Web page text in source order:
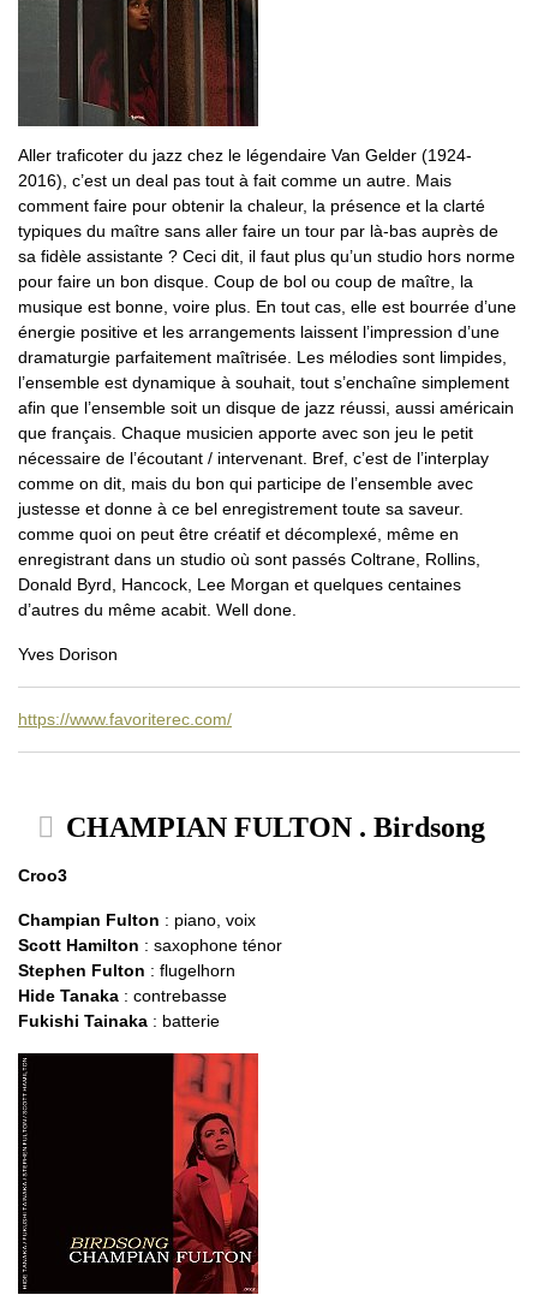
Aller traficoter du jazz chez le légendaire Van Gelder (1924-
2016), c’est un deal pas tout à fait comme un autre. Mais
comment faire pour obtenir la chaleur, la présence et la clarté
typiques du maître sans aller faire un tour par là-bas auprès de
sa fidèle assistante ? Ceci dit, il faut plus qu’un studio hors norme
pour faire un bon disque. Coup de bol ou coup de maître, la
musique est bonne, voire plus. En tout cas, elle est bourrée d’une
énergie positive et les arrangements laissent l’impression d’une
dramaturgie parfaitement maîtrisée. Les mélodies sont limpides,
l’ensemble est dynamique à souhait, tout s’enchaîne simplement
afin que l’ensemble soit un disque de jazz réussi, aussi américain
que français. Chaque musicien apporte avec son jeu le petit
nécessaire de l’écoutant / intervenant. Bref, c’est de l’interplay
comme on dit, mais du bon qui participe de l’ensemble avec
justesse et donne à ce bel enregistrement toute sa saveur.
comme quoi on peut être créatif et décomplexé, même en
enregistrant dans un studio où sont passés Coltrane, Rollins,
Donald Byrd, Hancock, Lee Morgan et quelques centaines
d’autres du même acabit. Well done.
Yves Dorison
https://www.favoriterec.com/
CHAMPIAN FULTON . Birdsong
Croo3
Champian Fulton : piano, voix
Scott Hamilton : saxophone ténor
Stephen Fulton : flugelhorn
Hide Tanaka : contrebasse
Fukishi Tainaka : batterie